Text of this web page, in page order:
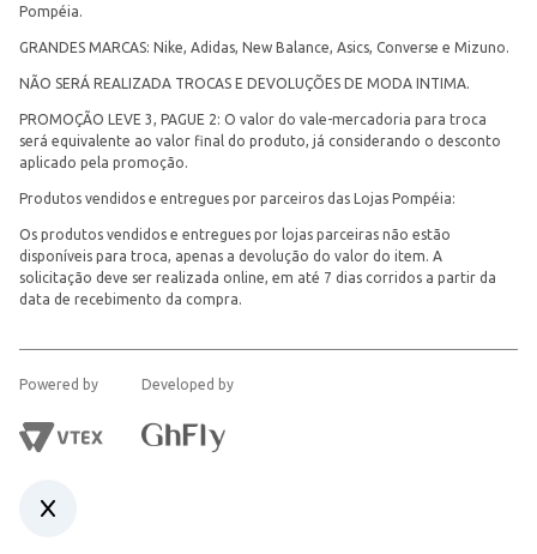
Pompéia.
GRANDES MARCAS: Nike, Adidas, New Balance, Asics, Converse e Mizuno.
NÃO SERÁ REALIZADA TROCAS E DEVOLUÇÕES DE MODA INTIMA.
PROMOÇÃO LEVE 3, PAGUE 2: O valor do vale-mercadoria para troca
será equivalente ao valor final do produto, já considerando o desconto
aplicado pela promoção.
Produtos vendidos e entregues por parceiros das Lojas Pompéia:
Os produtos vendidos e entregues por lojas parceiras não estão
disponíveis para troca, apenas a devolução do valor do item. A
solicitação deve ser realizada online, em até 7 dias corridos a partir da
data de recebimento da compra.
Powered by Developed by